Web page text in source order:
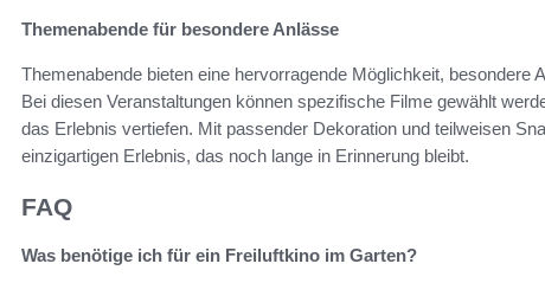
Themenabende für besondere Anlässe
Themenabende bieten eine hervorragende Möglichkeit, besondere
Bei diesen Veranstaltungen können spezifische Filme gewählt
das Erlebnis vertiefen. Mit passender Dekoration und teilweisen
einzigartigen Erlebnis, das noch lange in Erinnerung bleibt.
FAQ
Was benötige ich für ein Freiluftkino im Garten?